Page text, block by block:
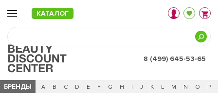
КАТАЛОГ
8 (499) 645-53-65
БРЕНДЫ
Ч 0 - 9 A B C D E F G H I J K L M N O P